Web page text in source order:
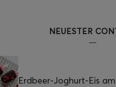
NEUESTER
Erdbeer-Joghurt-Eis